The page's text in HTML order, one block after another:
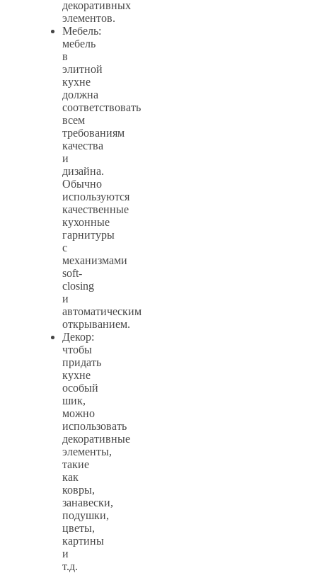
декоративных
элементов.
Мебель:
мебель
в
элитной
кухне
должна
соответствовать
всем
требованиям
качества
и
дизайна.
Обычно
используются
качественные
кухонные
гарнитуры
с
механизмами
soft-
closing
и
автоматическим
открыванием.
Декор:
чтобы
придать
кухне
особый
шик,
можно
использовать
декоративные
элементы,
такие
как
ковры,
занавески,
подушки,
цветы,
картины
и
т.д.